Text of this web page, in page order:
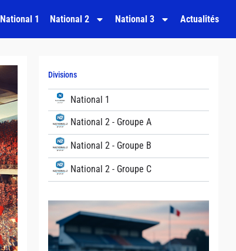
National 1 National 2 National 3 Actualités
Divisions
National 1
National 2 - Groupe A
National 2 - Groupe B
National 2 - Groupe C